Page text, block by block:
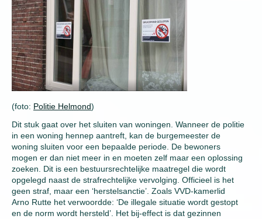
(foto: Politie Helmond)
Dit stuk gaat over het sluiten van woningen. Wanneer de politie
in een woning hennep aantreft, kan de burgemeester de
woning sluiten voor een bepaalde periode. De bewoners
mogen er dan niet meer in en moeten zelf maar een oplossing
zoeken. Dit is een bestuursrechtelijke maatregel die wordt
opgelegd naast de strafrechtelijke vervolging. Officieel is het
geen straf, maar een ‘herstelsanctie’. Zoals VVD-kamerlid
Arno Rutte het verwoordde: ‘De illegale situatie wordt gestopt
en de norm wordt hersteld’. Het bij-effect is dat gezinnen